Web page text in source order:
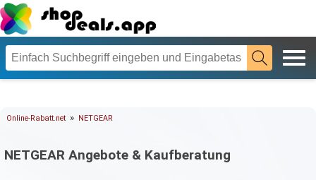
Online-Rabatt.net » NETGEAR
NETGEAR Angebote & Kaufberatung